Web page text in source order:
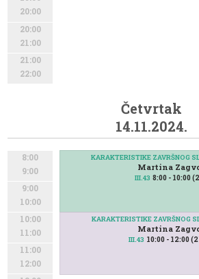
20:00
20:00
21:00
21:00
22:00
Četvrtak
14.11.2024.
8:00
9:00
9:00
10:00
10:00
11:00
11:00
12:00
KARAKTERISTIKE ZAVRŠNOG
Martina
III.43 8:00 - 10:00
KARAKTERISTIKE ZAVRŠNOG
Martina
III.43 10:00 - 12:00